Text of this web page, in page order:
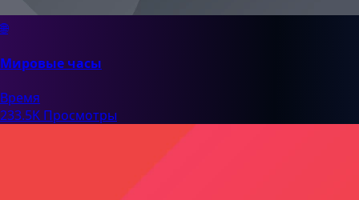
🌐
Мировые часы
Время
233.5K Просмотры